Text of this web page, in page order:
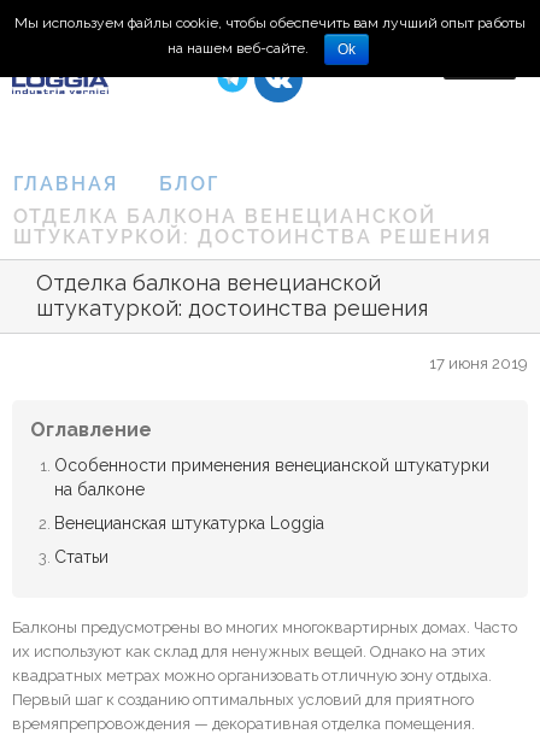
8 (495) 150-66-77
ГЛАВНАЯ
БЛОГ
ОТДЕЛКА БАЛКОНА ВЕНЕЦИАНСКОЙ
ШТУКАТУРКОЙ: ДОСТОИНСТВА РЕШЕНИЯ
Отделка балкона венецианской
штукатуркой: достоинства решения
Балконы предусмотрены во многих многоквартирных домах. Часто
их используют как склад для ненужных вещей. Однако на этих
квадратных метрах можно организовать отличную зону отдыха.
Первый шаг к созданию оптимальных условий для приятного
времяпрепровождения — декоративная отделка помещения.
17 июня 2019
Оглавление
Особенности применения венецианской штукатурки
на балконе
Венецианская штукатурка Loggia
Статьи
Мы используем файлы cookie, чтобы обеспечить вам лучший опыт работы
на нашем веб-сайте.
Ok